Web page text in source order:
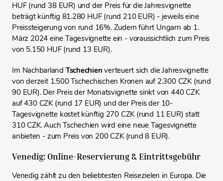
HUF (rund 38 EUR) und der Preis für die Jahresvignette
beträgt künftig 81.280 HUF (rund 210 EUR) - jeweils eine
Preissteigerung von rund 16%. Zudem führt Ungarn ab 1.
März 2024 eine Tagesvignette ein - voraussichtlich zum Preis
von 5.150 HUF (rund 13 EUR).
Im Nachbarland Tschechien verteuert sich die Jahresvignette
von derzeit 1.500 Tschechischen Kronen auf 2.300 CZK (rund
90 EUR). Der Preis der Monatsvignette sinkt von 440 CZK
auf 430 CZK (rund 17 EUR) und der Preis der 10-
Tagesvignette kostet künftig 270 CZK (rund 11 EUR) statt
310 CZK. Auch Tschechien wird eine neue Tagesvignette
anbieten - zum Preis von 200 CZK (rund 8 EUR).
Venedig: Online-Reservierung & Eintrittsgebühr
Venedig zählt zu den beliebtesten Reisezielen in Europa. Die